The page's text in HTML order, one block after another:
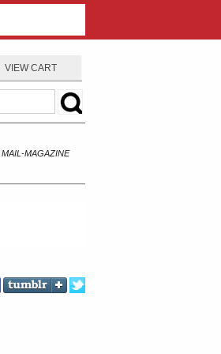
VIEW CART
MAIL-MAGAZINE